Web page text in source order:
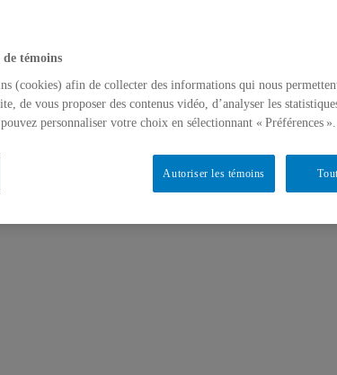
de témoins
(cookies) afin de collecter des informations qui nous
de vous proposer des contenus vidéo, d’analyser les
personnaliser votre choix en sélectionnant « Préférences ».
Autoriser les témoins